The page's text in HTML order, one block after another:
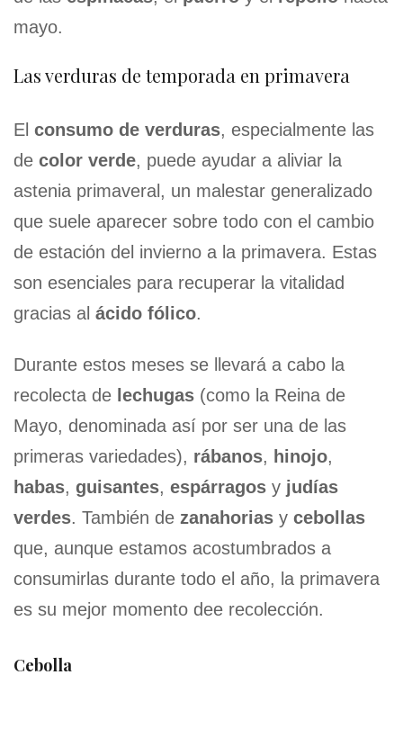
mayo.
Las verduras de temporada en primavera
El consumo de verduras, especialmente las
de color verde, puede ayudar a aliviar la
astenia primaveral, un malestar generalizado
que suele aparecer sobre todo con el cambio
de estación del invierno a la primavera. Estas
son esenciales para recuperar la vitalidad
gracias al ácido fólico.
Durante estos meses se llevará a cabo la
recolecta de lechugas (como la Reina de
Mayo, denominada así por ser una de las
primeras variedades), rábanos, hinojo,
habas, guisantes, espárragos y judías
verdes. También de zanahorias y cebollas
que, aunque estamos acostumbrados a
consumirlas durante todo el año, la primavera
es su mejor momento dee recolección.
Cebolla